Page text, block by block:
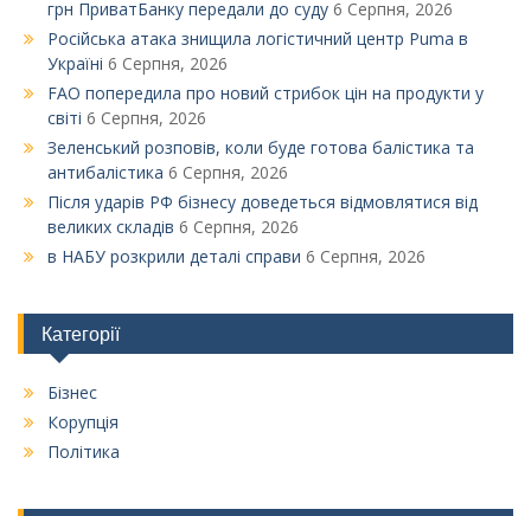
грн ПриватБанку передали до суду 6 Серпня, 2026
Російська атака знищила логістичний центр Puma в
Україні 6 Серпня, 2026
FAO попередила про новий стрибок цін на продукти у
світі 6 Серпня, 2026
Зеленський розповів, коли буде готова балістика та
антибалістика 6 Серпня, 2026
Після ударів РФ бізнесу доведеться відмовлятися від
великих складів 6 Серпня, 2026
в НАБУ розкрили деталі справи 6 Серпня, 2026
Категорії
Бізнес
Корупція
Політика